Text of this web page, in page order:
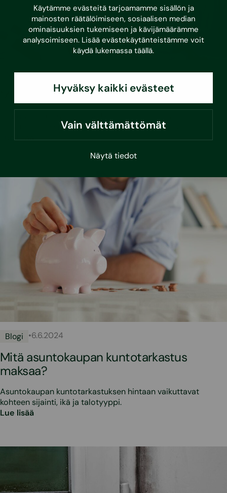
Käytämme evästeitä tarjoamamme sisällön ja
mainosten räätälöimiseen, sosiaalisen median
ominaisuuksien tukemiseen ja kävijämäärämme
analysoimiseen. Lisää evästekäytänteistämme voit
käydä lukemassa täällä.
Hyväksy kaikki evästeet
Vain välttämättömät
Näytä tiedot
Asumisvinkit •14.5.2025
Miten kuntotarkastusraporttia luetaan?
kerrotaan havaintojen lisäksi jatkotoimenpiteistä.
Lue lisää
Blogi •6.6.2024
Mitä asuntokaupan kuntotarkastus
maksaa?
Asuntokaupan kuntotarkastuksen hintaan vaikuttavat
kohteen sijainti, ikä ja talotyyppi.
Lue lisää